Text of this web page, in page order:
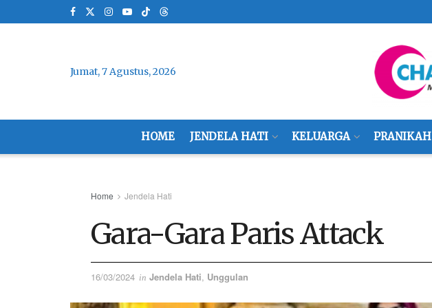
Jumat, 7 Agustus, 2026
HOME JENDELA HATI KELUARGA PRANIKAH
Home Jendela Hati
Gara-Gara Paris Attack
16/03/2024 in Jendela Hati, Unggulan